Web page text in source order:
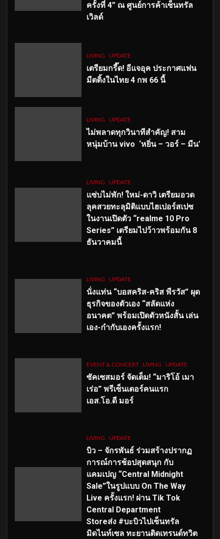
ครั้งที่ 4” ณ ศูนย์การค้าเซ็นทรัล
เวิลด์
LIVING UPDATE
เตรียมกรี๊ด! อีแจอุค ประกาศแฟน
มีตติ้งในไทย 4 กพ 66 นี้
LIVING UPDATE
ไม่พลาดทุกวินาทีสำคัญ! สาม
หนุ่มบ้าน vivo ‘หยิ่น – วอร์ – มีน’
LIVING UPDATE
แซ่บไม่พัก! ใหม่-ดาวิ เตรียมอวด
ลุคสวยทะลุมิติแบบไฮเปอร์สเปซ
ในงานเปิดตัว “realme 10 Pro
Series” เตรียมไปว้าวพร้อมกัน 8
ธันวาคมนี้
LIVING UPDATE
นั่งแท่น “บอสคริส-คริส พีรวัส” ผุด
ธุรกิจของตัวเอง “สลัดแห่ง
อนาคต” พร้อมเปิดตัวหนังสั้น เล่น
เอง-กำกับเองครั้งแรก!
EVENT & CONCERT LIVING UPDATE
ซัคเซสมอร์ จัดเต็ม! “มาริโอ้ เมา
เร่อ” พรีเซ็นเตอร์คนแรก
เอส.โอ.ดี มอร์
LIVING UPDATE
บิว – จักรพันธ์ ร่วมสร้างปรากฏ
การณ์การช้อปสุดสนุก กับ
แคมเปญ “Central Midnight
Sale”ในรูปแบบ On The Way
Live ครั้งแรก! ผ่าน Tik Tok
Central Department
Storeส่ง #บะบิวไปเซ็นทรัล
มิดไนท์เซล ทะยานติดเทรนด์ทวิต